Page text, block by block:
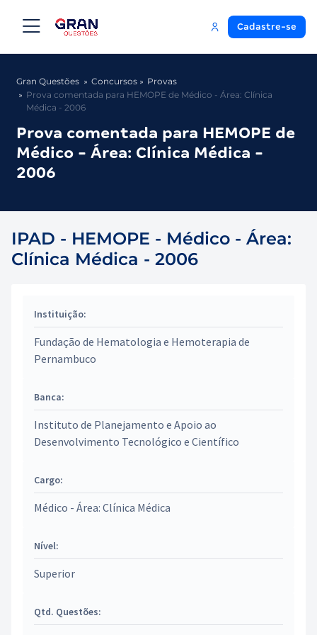
Cadastre-se
Gran Questões Concursos
Provas
Prova comentada para HEMOPE de Médico - Área: Clínica
Médica - 2006
Prova comentada para HEMOPE de
Médico - Área: Clínica Médica -
2006
IPAD - HEMOPE - Médico - Área:
Clínica Médica - 2006
Instituição:
Fundação de Hematologia e Hemoterapia de
Pernambuco
Banca:
Instituto de Planejamento e Apoio ao
Desenvolvimento Tecnológico e Científico
Cargo:
Médico - Área: Clínica Médica
Nível:
Superior
Qtd. Questões: